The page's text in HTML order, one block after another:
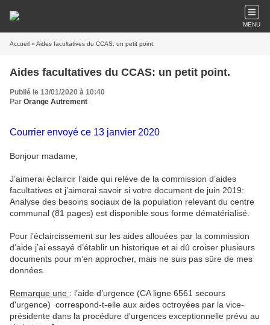
MENU
Accueil » Aides facultatives du CCAS: un petit point.
Aides facultatives du CCAS: un petit point.
Publié le 13/01/2020 à 10:40
Par Orange Autrement
Courrier envoyé ce 13 janvier 2020
Bonjour madame,
J’aimerai éclaircir l’aide qui relève de la commission d’aides
facultatives et j’aimerai savoir si votre document de juin 2019:
Analyse des besoins sociaux de la population relevant du centre
communal (81 pages) est disponible sous forme dématérialisé.
Pour l’éclaircissement sur les aides allouées par la commission
d’aide j’ai essayé d’établir un historique et ai dû croiser plusieurs
documents pour m’en approcher, mais ne suis pas sûre de mes
données.
Remarque une : l’aide d’urgence (CA ligne 6561 secours
d'urgence) correspond-t-elle aux aides octroyées par la vice-
présidente dans la procédure d'urgences exceptionnelle prévu au